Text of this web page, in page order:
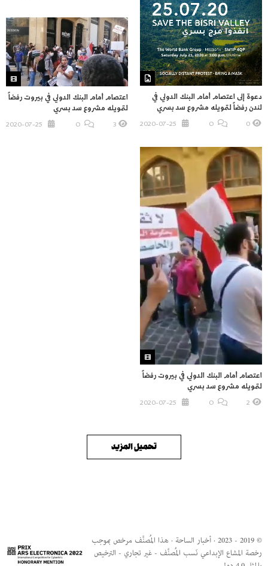
دعوة إلى اعتصام أمام البنك الدولي في
لندن رفضاً لتمويله مشروع سد بسري
0
O
اعتصام أمام البنك الدولي في بيروت رفضاً
لتمويله مشروع سد بسري
3
O
اعتصام أمام البنك الدولي في بيروت رفضاً
لتمويله مشروع سد بسري
2
تحميل المزيد
© 2019 - 2023 · أخبار الساحة · هذا المُصنَّف مرخص بموجب
رخصة المشاع الإبداعي نَسب المُصنَّف - غير تجاري - الترخيص